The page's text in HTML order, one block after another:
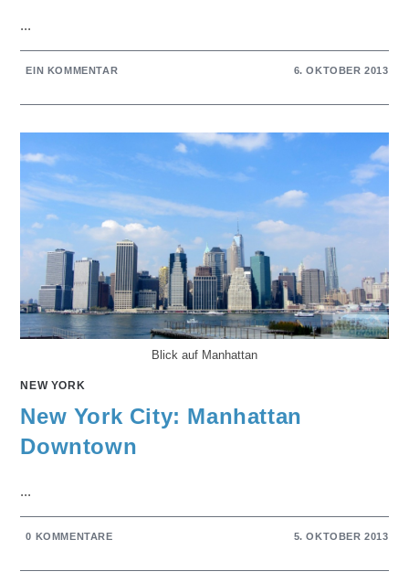
...
EIN KOMMENTAR 6. OKTOBER 2013
Blick auf Manhattan
NEW YORK
New York City: Manhattan
Downtown
...
0 KOMMENTARE 5. OKTOBER 2013